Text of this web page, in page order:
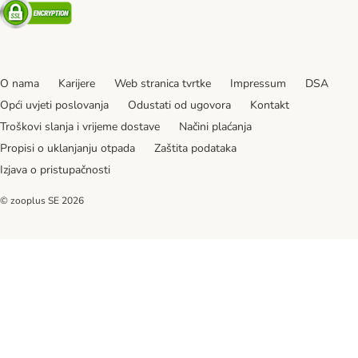
Security
O nama Karijere Web stranica tvrtke Impressum
DSA
Opći uvjeti poslovanja
Odustati od ugovora
Kontakt
Troškovi slanja i vrijeme dostave
Načini plaćanja
Propisi o uklanjanju otpada
Zaštita podataka
Izjava o pristupačnosti
© zooplus SE 2026